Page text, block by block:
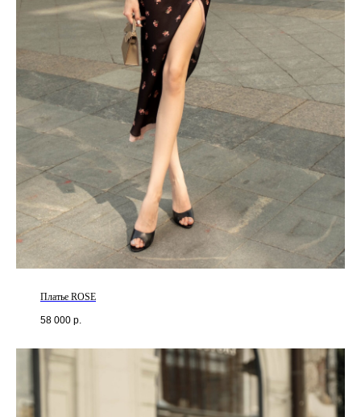
Платье ROSE
58 000 р.